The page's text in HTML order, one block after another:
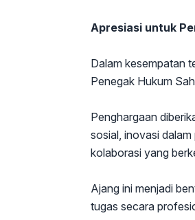
Apresiasi untuk
Dalam kesempatan
Penegak Hukum
Penghargaan
sosial, inovasi
kolaborasi yang
Ajang ini menjadi
tugas secara